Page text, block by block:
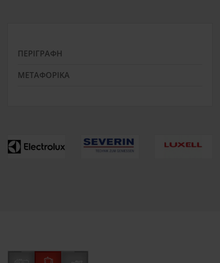
ΠΕΡΙΓΡΑΦΉ
ΜΕΤΑΦΟΡΙΚΆ